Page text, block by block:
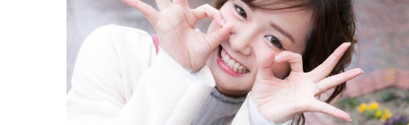
# ランチ # スイーツ # ファミリーにおすすめ # 女子旅におすすめ
# テイクアウト # パン # コーヒー # 宮島